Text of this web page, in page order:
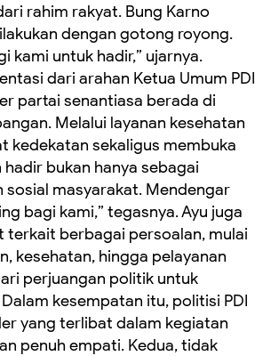
rahim rakyat. Bung Karno
dengan gotong royong.
kami untuk hadir,” ujarnya.
dari arahan Ketua Umum PDI
partai senantiasa berada di
Melalui layanan kesehatan
kedekatan sekaligus membuka
bukan hanya sebagai
masyarakat. Mendengar
bagi kami,” tegasnya. Ayu juga
berbagai persoalan, mulai
kesehatan, hingga pelayanan
perjuangan politik untuk
kesempatan itu, politisi PDI
yang terlibat dalam kegiatan
penuh empati. Kedua, tidak